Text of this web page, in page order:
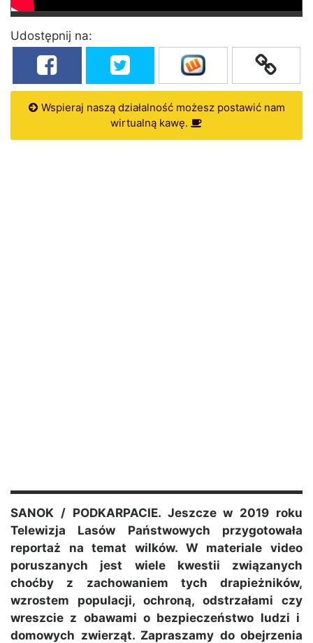
Udostępnij na:
Wspieraj naszą działalność możesz postawić nam
wirtualną kawę.
SANOK / PODKARPACIE. Jeszcze w 2019 roku
Telewizja Lasów Państwowych przygotowała
reportaż na temat wilków. W materiale video
poruszanych jest wiele kwestii związanych
choćby z zachowaniem tych drapieżników,
wzrostem populacji, ochroną, odstrzałami czy
wreszcie z obawami o bezpieczeństwo ludzi i
domowych zwierząt. Zapraszamy do obejrzenia